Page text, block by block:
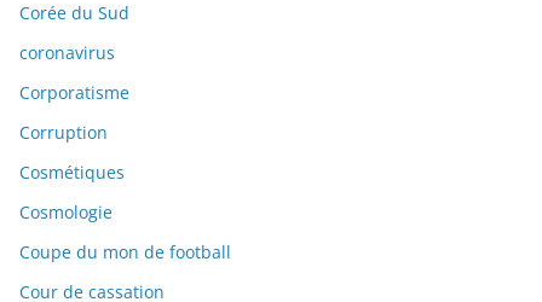
Corée du Sud
coronavirus
Corporatisme
Corruption
Cosmétiques
Cosmologie
Coupe du mon de football
Cour de cassation